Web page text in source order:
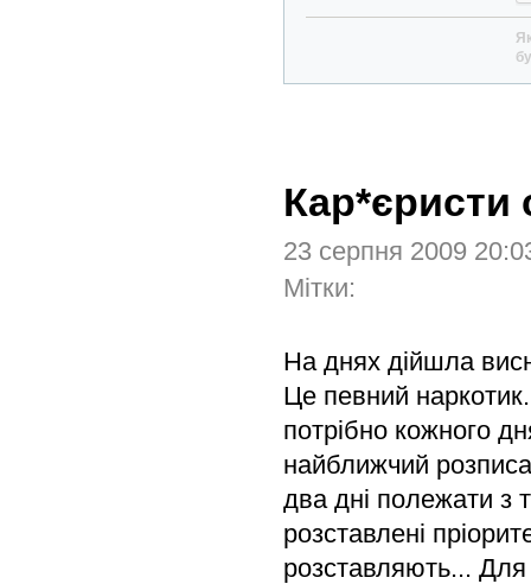
Кар*єристи
23 серпня 2009
Мітки:
На днях дійшла
Це певний
потрібно кожного
найближчий
два дні полежати
розставлені
розставляють...